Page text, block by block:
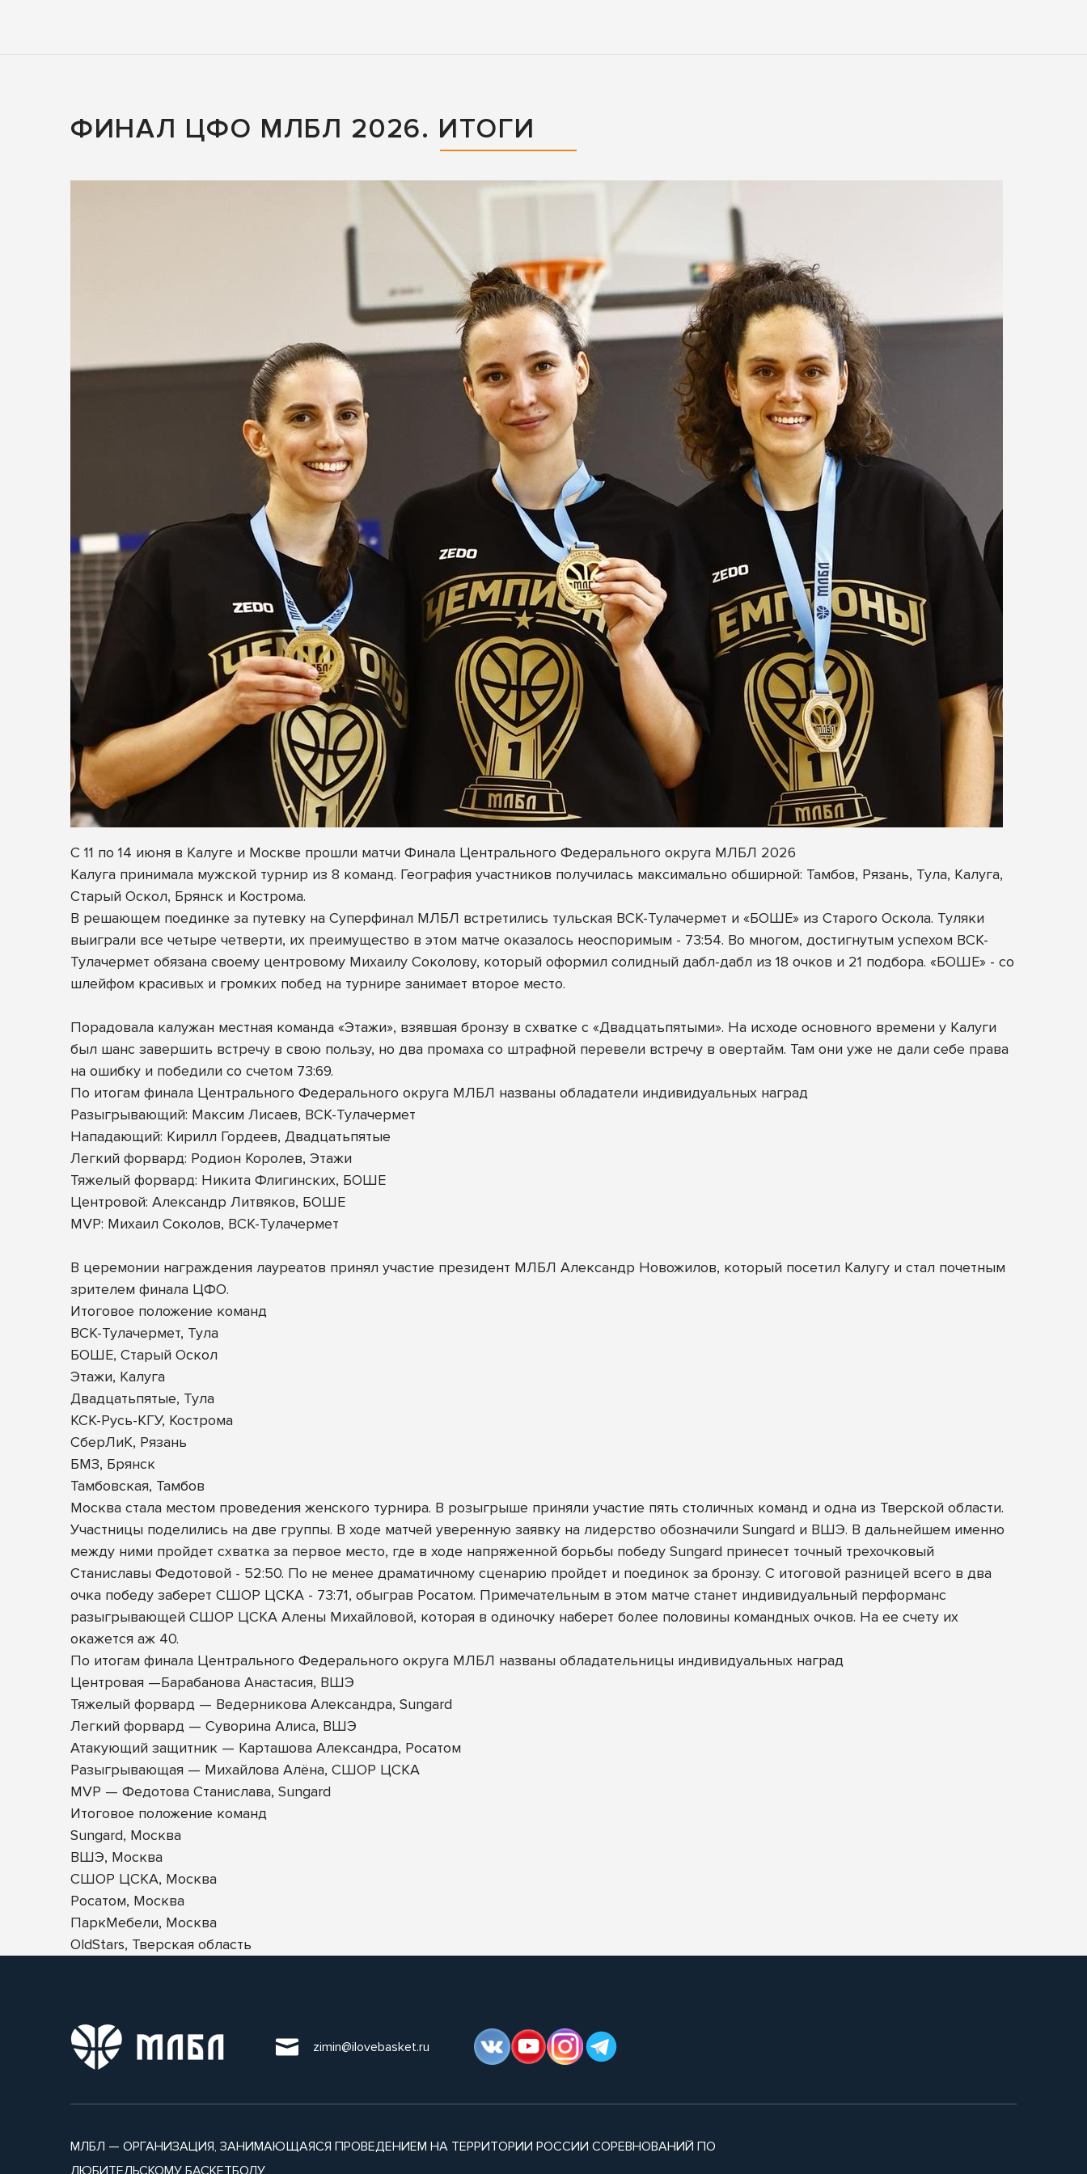
ФИНАЛ ЦФО МЛБЛ 2026. ИТОГИ
С 11 по 14 июня в Калуге и Москве прошли матчи Финала Центрального Федерального округа МЛБЛ 2026
Калуга принимала мужской турнир из 8 команд. География участников получилась максимально обширной: Тамбов, Рязань, Тула, Калуга,
Старый Оскол, Брянск и Кострома.
В решающем поединке за путевку на Суперфинал МЛБЛ встретились тульская ВСК-Тулачермет и «БОШЕ» из Старого Оскола. Туляки
выиграли все четыре четверти, их преимущество в этом матче оказалось неоспоримым - 73:54. Во многом, достигнутым успехом ВСК-
Тулачермет обязана своему центровому Михаилу Соколову, который оформил солидный дабл-дабл из 18 очков и 21 подбора. «БОШЕ» - со
шлейфом красивых и громких побед на турнире занимает второе место.
Порадовала калужан местная команда «Этажи», взявшая бронзу в схватке с «Двадцатьпятыми». На исходе основного времени у Калуги
был шанс завершить встречу в свою пользу, но два промаха со штрафной перевели встречу в овертайм. Там они уже не дали себе права
на ошибку и победили со счетом 73:69.
По итогам финала Центрального Федерального округа МЛБЛ названы обладатели индивидуальных наград
Разыгрывающий: Максим Лисаев, ВСК-Тулачермет
Нападающий: Кирилл Гордеев, Двадцатьпятые
Легкий форвард: Родион Королев, Этажи
Тяжелый форвард: Никита Флигинских, БОШЕ
Центровой: Александр Литвяков, БОШЕ
MVP: Михаил Соколов, ВСК-Тулачермет
В церемонии награждения лауреатов принял участие президент МЛБЛ Александр Новожилов, который посетил Калугу и стал почетным
зрителем финала ЦФО.
Итоговое положение команд
ВСК-Тулачермет, Тула
БОШЕ, Старый Оскол
Этажи, Калуга
Двадцатьпятые, Тула
КСК-Русь-КГУ, Кострома
СберЛиК, Рязань
БМЗ, Брянск
Тамбовская, Тамбов
Москва стала местом проведения женского турнира. В розыгрыше приняли участие пять столичных команд и одна из Тверской области.
Участницы поделились на две группы. В ходе матчей уверенную заявку на лидерство обозначили Sungard и ВШЭ. В дальнейшем именно
между ними пройдет схватка за первое место, где в ходе напряженной борьбы победу Sungard принесет точный трехочковый
Станиславы Федотовой - 52:50. По не менее драматичному сценарию пройдет и поединок за бронзу. С итоговой разницей всего в два
очка победу заберет СШОР ЦСКА - 73:71, обыграв Росатом. Примечательным в этом матче станет индивидуальный перформанс
разыгрывающей СШОР ЦСКА Алены Михайловой, которая в одиночку наберет более половины командных очков. На ее счету их
окажется аж 40.
По итогам финала Центрального Федерального округа МЛБЛ названы обладательницы индивидуальных наград
Центровая —Барабанова Анастасия, ВШЭ
Тяжелый форвард — Ведерникова Александра, Sungard
Легкий форвард — Суворина Алиса, ВШЭ
Атакующий защитник — Карташова Александра, Росатом
Разыгрывающая — Михайлова Алёна, СШОР ЦСКА
MVP — Федотова Станислава, Sungard
Итоговое положение команд
Sungard, Москва
ВШЭ, Москва
СШОР ЦСКА, Москва
Росатом, Москва
ПаркМебели, Москва
OldStars, Тверская область
zimin@ilovebasket.ru
МЛБЛ — ОРГАНИЗАЦИЯ, ЗАНИМАЮЩАЯСЯ ПРОВЕДЕНИЕМ НА ТЕРРИТОРИИ РОССИИ СОРЕВНОВАНИЙ ПО
ЛЮБИТЕЛЬСКОМУ БАСКЕТБОЛУ